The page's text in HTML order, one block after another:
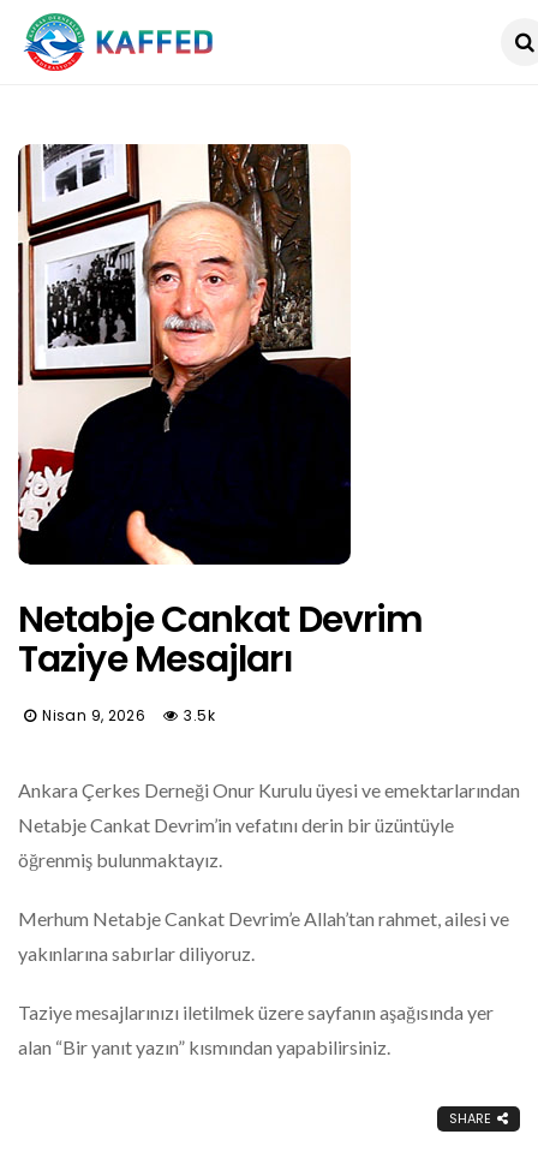
Netabje Cankat Devrim
Taziye Mesajları
Nisan 9, 2026 3.5k
Ankara Çerkes Derneği Onur Kurulu üyesi ve emektarlarından
Netabje Cankat Devrim’in vefatını derin bir üzüntüyle
öğrenmiş bulunmaktayız.
Merhum Netabje Cankat Devrim’e Allah’tan rahmet, ailesi ve
yakınlarına sabırlar diliyoruz.
Taziye mesajlarınızı iletilmek üzere sayfanın aşağısında yer
alan “Bir yanıt yazın” kısmından yapabilirsiniz.
SHARE